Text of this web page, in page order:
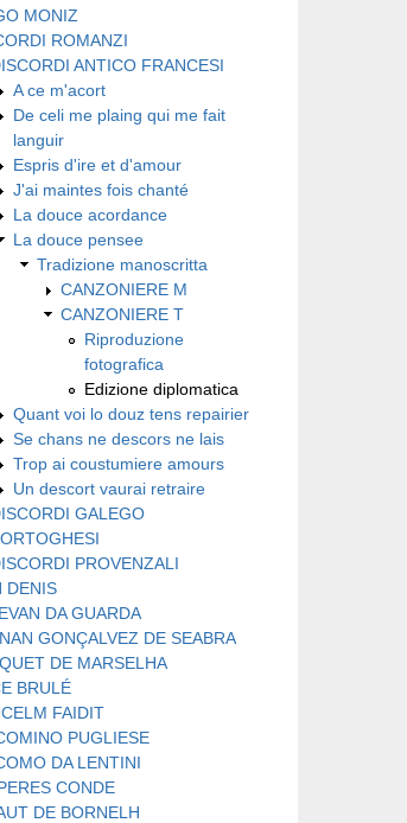
MONIZ
ROMANZI
ANTICO FRANCESI
A ce m'acort
De celi me plaing qui me fait
languir
Espris d'ire et d'amour
J'ai maintes fois chanté
La douce acordance
La douce pensee
Tradizione manoscritta
CANZONIERE M
CANZONIERE T
Riproduzione
fotografica
Edizione diplomatica
Quant voi lo douz tens repairier
Se chans ne descors ne lais
Trop ai coustumiere amours
Un descort vaurai retraire
GALEGO
PROVENZALI
DENIS
DA GUARDA
GONÇALVEZ DE SEABRA
DE MARSELHA
BRULÉ
FAIDIT
PUGLIESE
DA LENTINI
CONDE
DE BORNELH